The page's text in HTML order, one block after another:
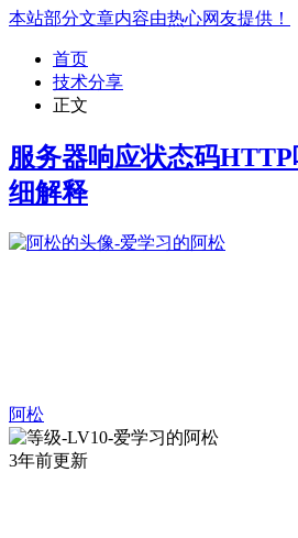
本站部分文章内容由热心网友提供！
首页
技术分享
正文
服务器响应状态码
细解释
阿松
3年前更新